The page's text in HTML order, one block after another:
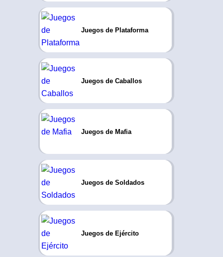
Juegos de Plataforma
Juegos de Caballos
Juegos de Mafia
Juegos de Soldados
Juegos de Ejército